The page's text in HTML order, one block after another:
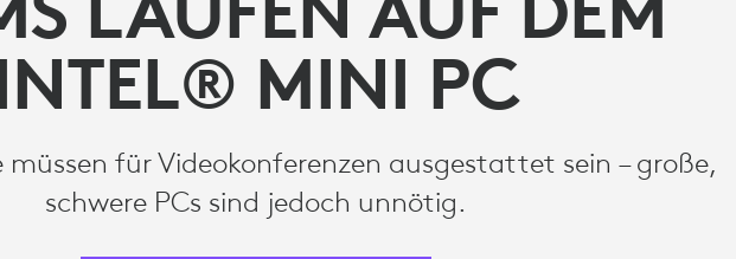
MINI PC
müssen für Videokonferenzen ausgestattet sein – große,
schwere PCs sind jedoch unnötig.